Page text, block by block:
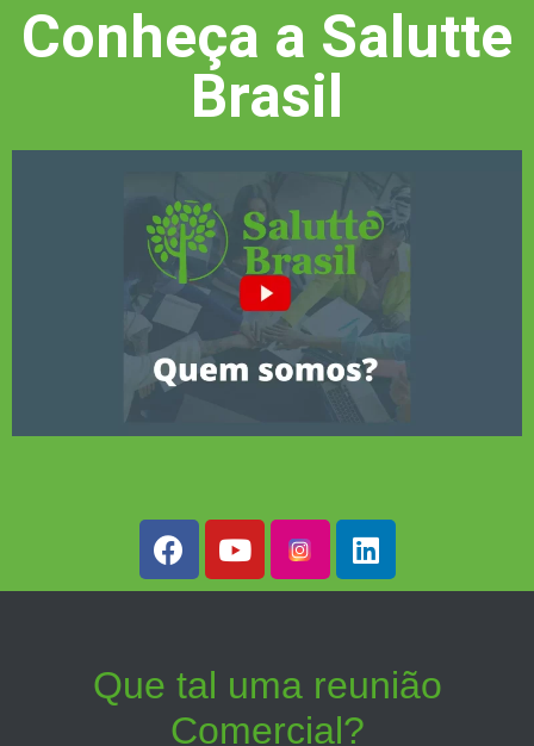
Conheça a Salutte
Brasil
Que tal uma reunião
Comercial?